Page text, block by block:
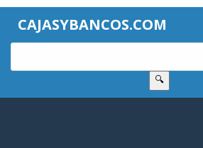
CAJASYBANCOS.COM
🔍